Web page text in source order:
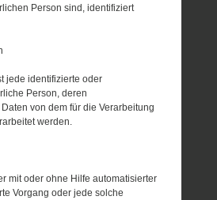
Person sind, identifiziert
jede identifizierte oder
Person, deren
von dem für die Verarbeitung
werden.
mit oder ohne Hilfe automatisierter
Vorgang oder jede solche